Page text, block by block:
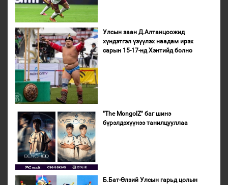
Улсын заан Д.Алтанцоожид
хүндэтгэл үзүүлэх наадам ирэх
сарын 15-17-нд Хэнтийд болно
"The MongolZ" баг шинэ
бүрэлдэхүүнээ танилцууллаа
Б.Бат-Өлзий Улсын гарьд цолын